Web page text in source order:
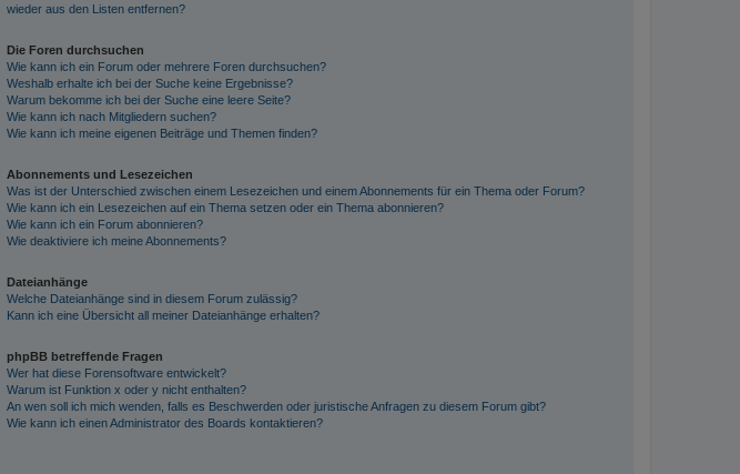
wieder aus den Listen entfernen?
Die Foren durchsuchen
Wie kann ich ein Forum oder mehrere Foren durchsuchen?
Weshalb erhalte ich bei der Suche keine Ergebnisse?
Warum bekomme ich bei der Suche eine leere Seite?
Wie kann ich nach Mitgliedern suchen?
Wie kann ich meine eigenen Beiträge und Themen finden?
Abonnements und Lesezeichen
Was ist der Unterschied zwischen einem Lesezeichen und einem Abonnements für ein Thema oder Forum?
Wie kann ich ein Lesezeichen auf ein Thema setzen oder ein Thema abonnieren?
Wie kann ich ein Forum abonnieren?
Wie deaktiviere ich meine Abonnements?
Dateianhänge
Welche Dateianhänge sind in diesem Forum zulässig?
Kann ich eine Übersicht all meiner Dateianhänge erhalten?
phpBB betreffende Fragen
Wer hat diese Forensoftware entwickelt?
Warum ist Funktion x oder y nicht enthalten?
An wen soll ich mich wenden, falls es Beschwerden oder juristische Anfragen zu diesem Forum gibt?
Wie kann ich einen Administrator des Boards kontaktieren?